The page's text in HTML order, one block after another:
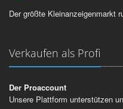
Der größte Kleinanzeigenmarkt
Verkaufen als Profi
Der Proaccount
Unsere Plattform unterstützen